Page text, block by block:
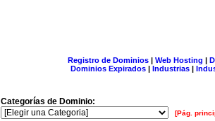
Registro de Dominios| Web Hosting |
Dominios Expirados | Industrias |
Categorías de Dominio:
[Pág.